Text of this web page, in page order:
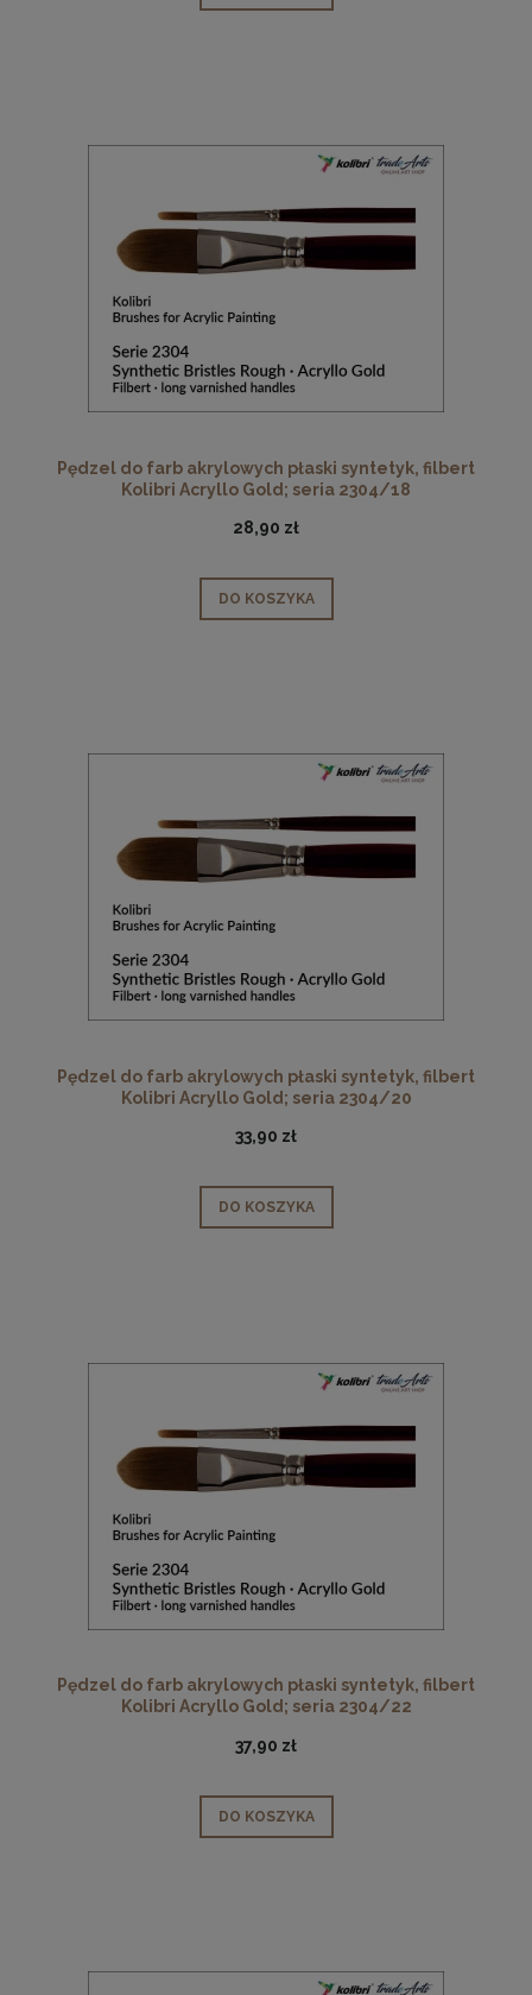
Pędzel do farb akrylowych płaski syntetyk, filbert
Kolibri Acryllo Gold; seria 2304/18
28,90 zł
DO KOSZYKA
Pędzel do farb akrylowych płaski syntetyk, filbert
Kolibri Acryllo Gold; seria 2304/20
33,90 zł
DO KOSZYKA
Pędzel do farb akrylowych płaski syntetyk, filbert
Kolibri Acryllo Gold; seria 2304/22
37,90 zł
DO KOSZYKA